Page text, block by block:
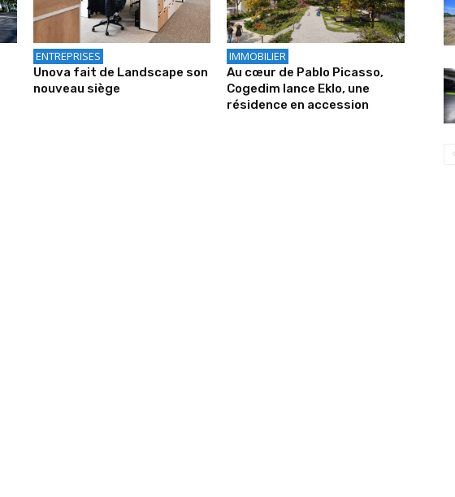
ENTREPRISES
Unova fait de Landscape son
nouveau siège
IMMOBILIER
Au cœur de Pablo Picasso,
Cogedim lance Eklo, une
résidence en accession